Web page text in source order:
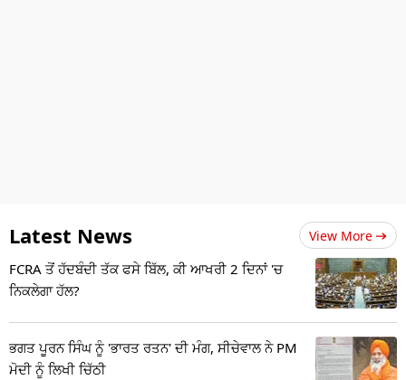
Latest News View More
FCRA ਤੋਂ ਹੱਦਬੰਦੀ ਤੱਕ ਫਸੇ ਬਿੱਲ, ਕੀ ਆਖਰੀ 2 ਦਿਨਾਂ 'ਚ
ਨਿਕਲੇਗਾ ਹੱਲ?
ਭਗਤ ਪੂਰਨ ਸਿੰਘ ਨੂੰ 'ਭਾਰਤ ਰਤਨ' ਦੀ ਮੰਗ, ਸੀਚੇਵਾਲ ਨੇ PM
ਮੋਦੀ ਨੂੰ ਲਿਖੀ ਚਿੱਠੀ